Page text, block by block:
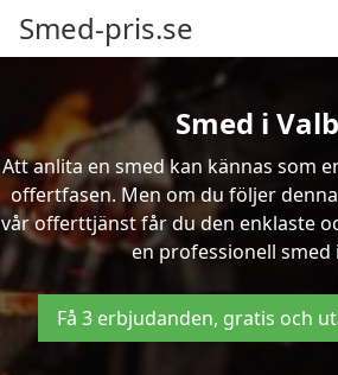
Smed-pris.se
Smed i
Att anlita en smed kan kännas som
offertfasen. Men om du följer
vår offerttjänst får du den enklaste
en professionell smed
Få 3 erbjudanden, gratis och